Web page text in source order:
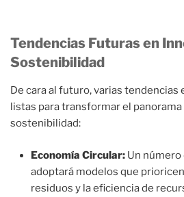
Tendencias Futuras en
Sostenibilidad
De cara al futuro, varias
listas para transformar el panorama
sostenibilidad:
Economía Circular: Un
adoptará modelos que
residuos y la eficiencia de